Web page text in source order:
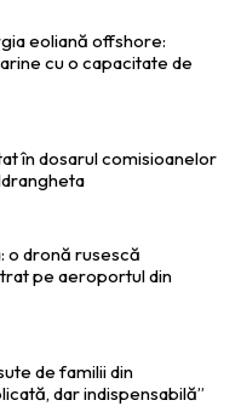
eoliană offshore:
cu o capacitate de
în dosarul comisioanelor
o dronă rusescă
pe aeroportul din
de familii din
dar indispensabilă”